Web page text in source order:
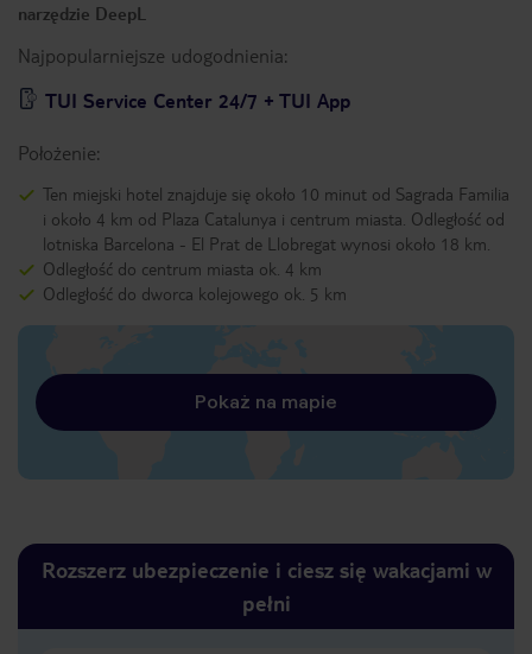
narzędzie DeepL
Najpopularniejsze udogodnienia:
TUI Service Center 24/7 + TUI App
Położenie:
Ten miejski hotel znajduje się około 10 minut od Sagrada Familia
i około 4 km od Plaza Catalunya i centrum miasta. Odległość od
lotniska Barcelona - El Prat de Llobregat wynosi około 18 km.
Odległość do centrum miasta ok. 4 km
Odległość do dworca kolejowego ok. 5 km
Pokaż na mapie
Rozszerz ubezpieczenie i ciesz się wakacjami w
pełni